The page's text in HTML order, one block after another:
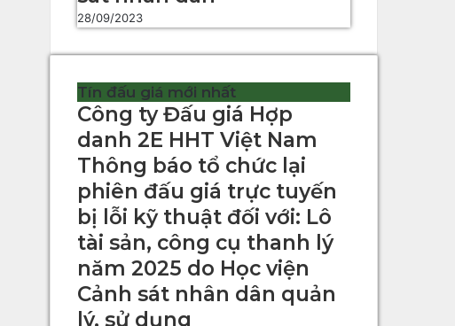
28/09/2023
Tín đấu giá mới nhất
Công ty Đấu giá Hợp
danh 2E HHT Việt Nam
Thông báo tổ chức lại
phiên đấu giá trực tuyến
bị lỗi kỹ thuật đối với: Lô
tài sản, công cụ thanh lý
năm 2025 do Học viện
Cảnh sát nhân dân quản
lý, sử dụng